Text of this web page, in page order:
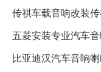
传祺车载音响改装
五菱安装专业汽车
比亚迪汉汽车音响